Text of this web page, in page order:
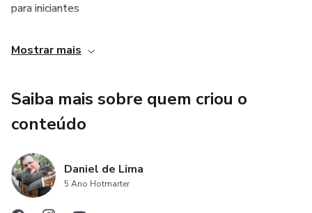
para iniciantes
- Estratégias adequadas para cada tipo de aluno
alunos iniciantes
- Quais problemas técnicos resolver primeiro
Mostrar mais
Saiba mais sobre quem criou o
conteúdo
Daniel de Lima
5 Ano Hotmarter